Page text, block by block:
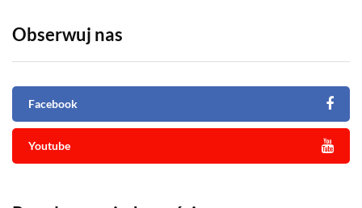
Obserwuj nas
Facebook
Youtube